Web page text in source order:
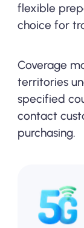
flexible
choice for
Coverage
territories
specified
contact
purchasing.